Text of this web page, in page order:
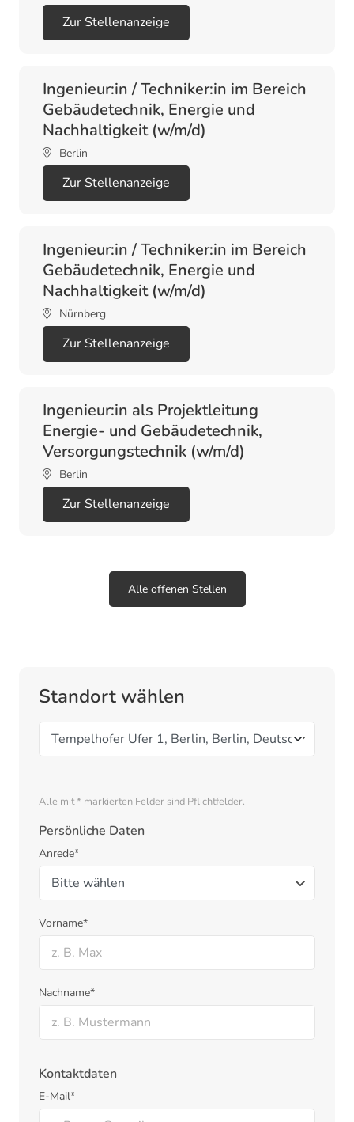
Zur Stellenanzeige
Ingenieur:in / Techniker:in im Bereich
Gebäudetechnik, Energie und
Nachhaltigkeit (w/m/d)
Berlin
Zur Stellenanzeige
Ingenieur:in / Techniker:in im Bereich
Gebäudetechnik, Energie und
Nachhaltigkeit (w/m/d)
Nürnberg
Zur Stellenanzeige
Ingenieur:in als Projektleitung
Energie- und Gebäudetechnik,
Versorgungstechnik (w/m/d)
Berlin
Zur Stellenanzeige
Alle offenen Stellen
Standort wählen
Alle mit * markierten Felder sind Pflichtfelder.
Persönliche Daten
Anrede*
Vorname*
Nachname*
Kontaktdaten
E-Mail*